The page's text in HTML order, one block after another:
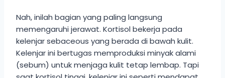
Nah, inilah bagian yang paling langsung
memengaruhi jerawat. Kortisol bekerja pada
kelenjar sebaceous yang berada di bawah kulit.
Kelenjar ini bertugas memproduksi minyak alami
(sebum) untuk menjaga kulit tetap lembap. Tapi